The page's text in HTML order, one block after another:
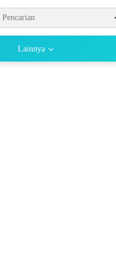
Lainnya